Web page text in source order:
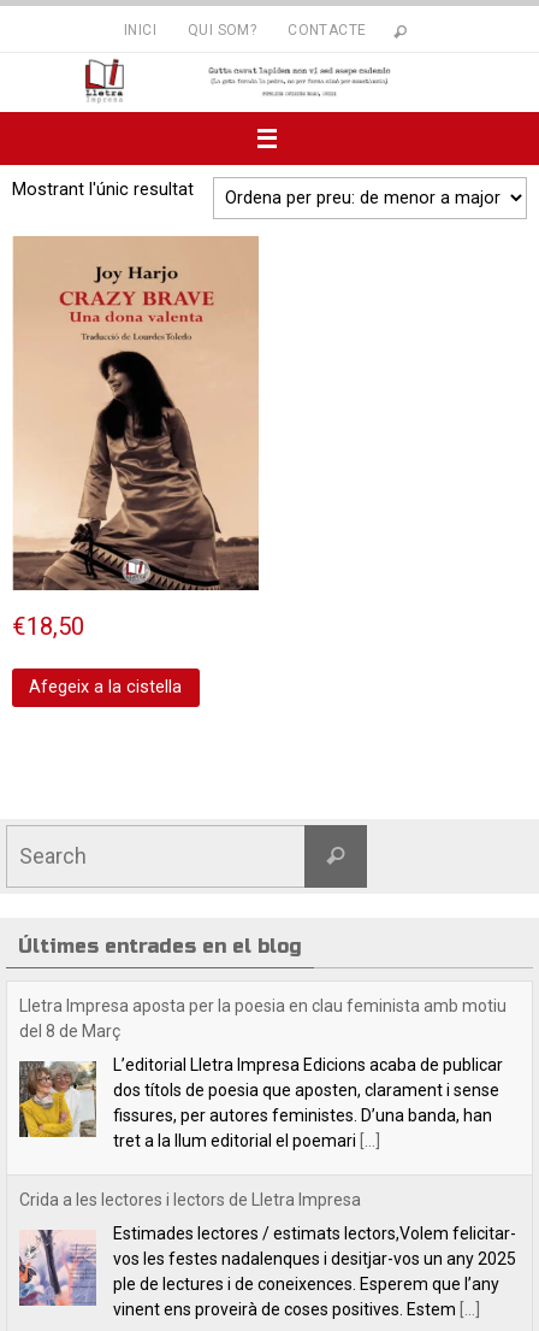
INICI QUI SOM? CONTACTE
Mostrant l'únic resultat
€18,50
Afegeix a la cistella
Search
Últimes entrades en el blog
Crida a les lectores i lectors de Lletra Impresa
Estimades lectores / estimats lectors,Volem felicitar-
vos les festes nadalenques i desitjar-vos un any 2025
ple de lectures i de coneixences. Esperem que l’any
vinent ens proveirà de coses positives. Estem [...]
Indilletres, una cita indefugible
Aquest cap de setmana hem estat a la Bisbal
d’Empordà, a la fira del llibre Indilletres. És la cinquena
vegada que hi participem. De Gandia –el bressol dels
clàssics de[...]